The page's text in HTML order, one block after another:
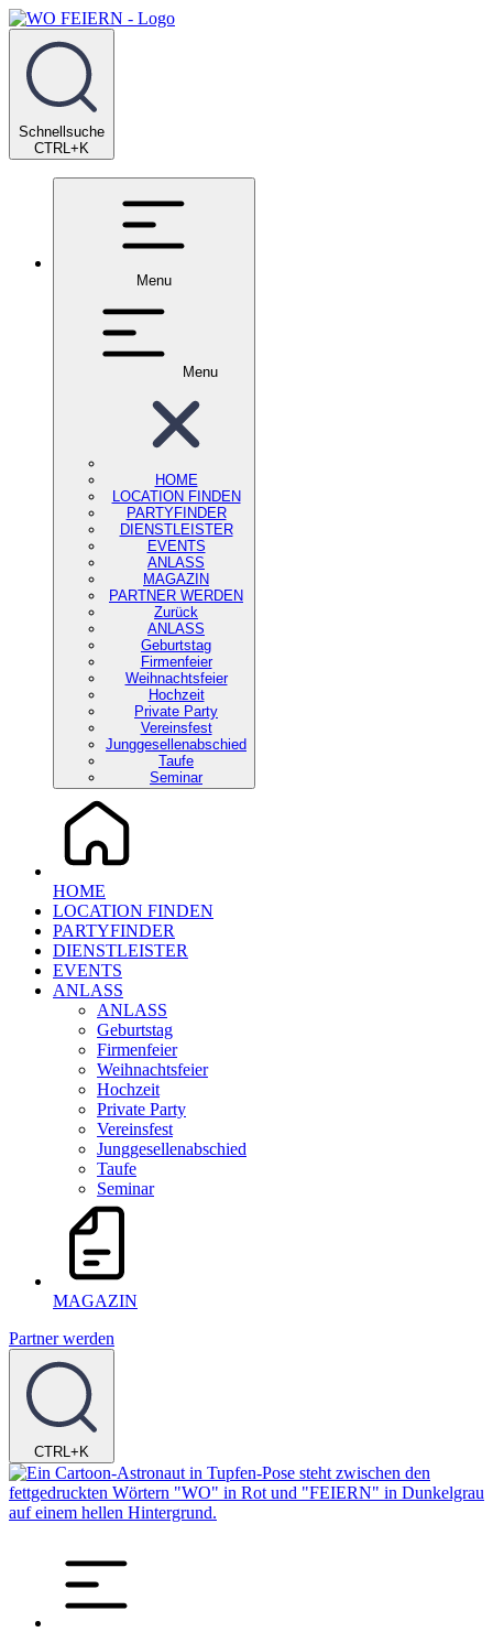
Schnellsuche
CTRL+K
Menu
Menu
HOME
LOCATION FINDEN
PARTYFINDER
DIENSTLEISTER
EVENTS
ANLASS
MAGAZIN
PARTNER WERDEN
Zurück
ANLASS
Geburtstag
Firmenfeier
Weihnachtsfeier
Hochzeit
Private Party
Vereinsfest
Junggesellenabschied
Taufe
Seminar
HOME
LOCATION FINDEN
PARTYFINDER
DIENSTLEISTER
EVENTS
ANLASS
ANLASS
Geburtstag
Firmenfeier
Weihnachtsfeier
Hochzeit
Private Party
Vereinsfest
Junggesellenabschied
Taufe
Seminar
MAGAZIN
Partner werden
CTRL+K